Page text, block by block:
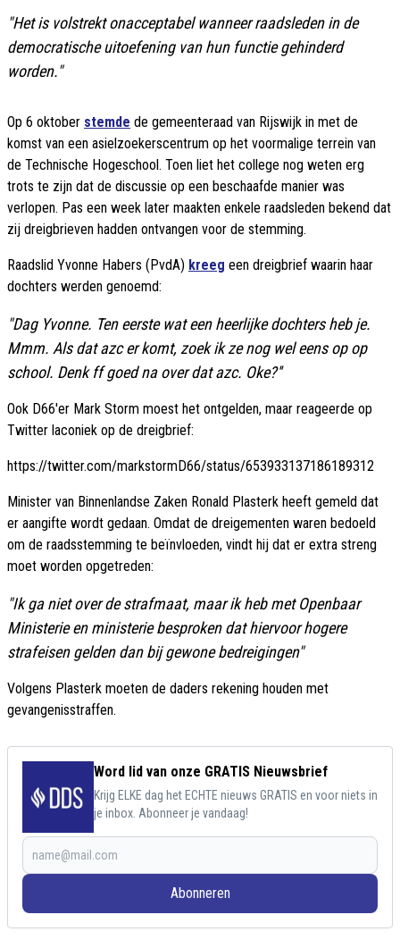
"Het is volstrekt onacceptabel wanneer raadsleden in de
democratische uitoefening van hun functie gehinderd
worden."
Op 6 oktober stemde de gemeenteraad van Rijswijk in met de
komst van een asielzoekerscentrum op het voormalige terrein van
de Technische Hogeschool. Toen liet het college nog weten erg
trots te zijn dat de discussie op een beschaafde manier was
verlopen. Pas een week later maakten enkele raadsleden bekend dat
zij dreigbrieven hadden ontvangen voor de stemming.
Raadslid Yvonne Habers (PvdA) kreeg een dreigbrief waarin haar
dochters werden genoemd:
"Dag Yvonne. Ten eerste wat een heerlijke dochters heb je.
Mmm. Als dat azc er komt, zoek ik ze nog wel eens op op
school. Denk ff goed na over dat azc. Oke?''
Ook D66'er Mark Storm moest het ontgelden, maar reageerde op
Twitter laconiek op de dreigbrief:
https://twitter.com/markstormD66/status/653933137186189312
Minister van Binnenlandse Zaken Ronald Plasterk heeft gemeld dat
er aangifte wordt gedaan. Omdat de dreigementen waren bedoeld
om de raadsstemming te beïnvloeden, vindt hij dat er extra streng
moet worden opgetreden:
"Ik ga niet over de strafmaat, maar ik heb met Openbaar
Ministerie en ministerie besproken dat hiervoor hogere
strafeisen gelden dan bij gewone bedreigingen"
Volgens Plasterk moeten de daders rekening houden met
gevangenisstraffen.
Word lid van onze GRATIS Nieuwsbrief
Krijg ELKE dag het ECHTE nieuws GRATIS en voor niets in
je inbox. Abonneer je vandaag!
Abonneren